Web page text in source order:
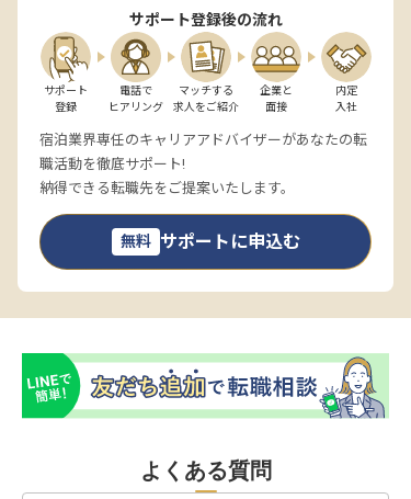
サポート登録後の流れ
サポート
登録
電話で
ヒアリング
マッチする
求人をご紹介
企業と
面接
内定
入社
宿泊業界専任のキャリアアドバイザーがあなたの転
職活動を徹底サポート!
納得できる転職先をご提案いたします。
無料 サポートに申込む
よくある質問